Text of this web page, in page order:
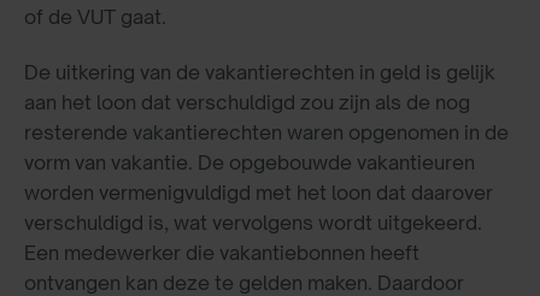
of de VUT gaat.
De uitkering van de vakantierechten in geld is gelijk
aan het loon dat verschuldigd zou zijn als de nog
resterende vakantierechten waren opgenomen in de
vorm van vakantie. De opgebouwde vakantieuren
worden vermenigvuldigd met het loon dat daarover
verschuldigd is, wat vervolgens wordt uitgekeerd.
Een medewerker die vakantiebonnen heeft
ontvangen kan deze te gelden maken. Daardoor